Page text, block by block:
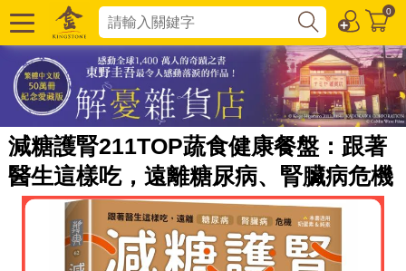
0
減糖護腎211TOP蔬食健康餐盤：跟著
醫生這樣吃，遠離糖尿病、腎臟病危機